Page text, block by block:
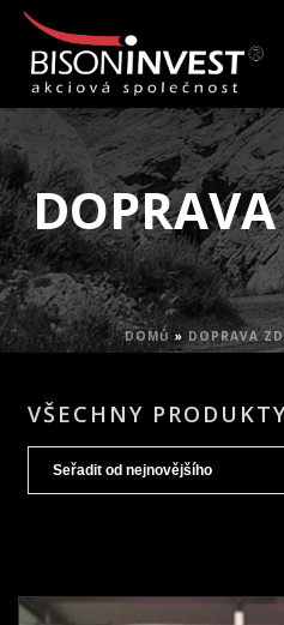
DOMŮ » DOPRAVA
VŠECHNY